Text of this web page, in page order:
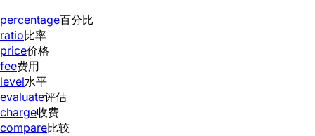
percentage百分比
ratio比率
price价格
fee费用
level水平
evaluate评估
charge收费
compare比较